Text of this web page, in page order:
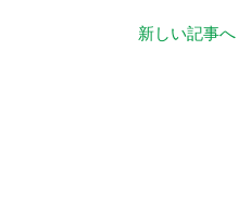
新しい記事へ